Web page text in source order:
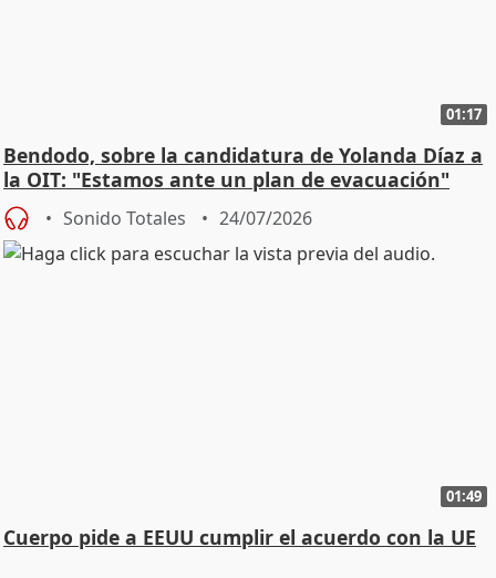
01:17
Bendodo, sobre la candidatura de Yolanda Díaz a
la OIT: "Estamos ante un plan de evacuación"
Sonido Totales 24/07/2026
01:49
Cuerpo pide a EEUU cumplir el acuerdo con la UE